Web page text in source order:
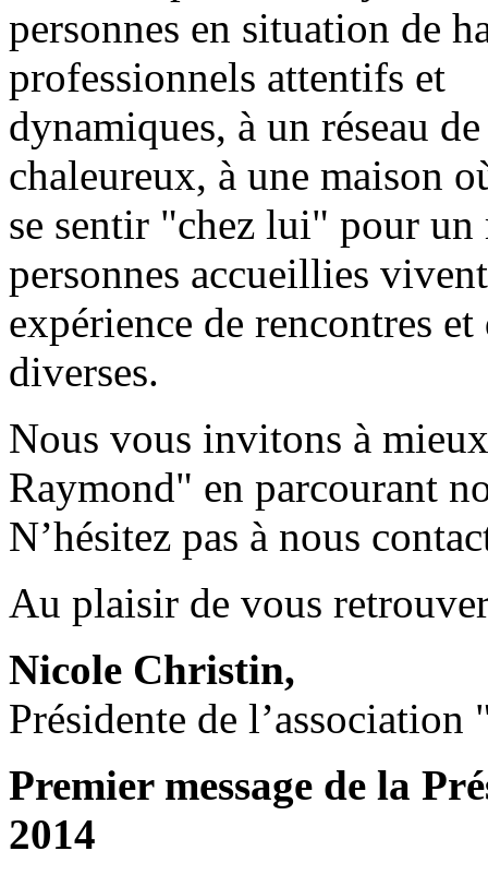
personnes en situation de
professionnels attentifs et
dynamiques, à un réseau
chaleureux, à une maison
se sentir "chez lui" pour
personnes accueillies
expérience de rencontres
diverses.
Nous vous invitons à
Raymond" en parcourant
N’hésitez pas à nous
Au plaisir de vous
Nicole Christin,
Présidente de l’association
Premier message de la
2014